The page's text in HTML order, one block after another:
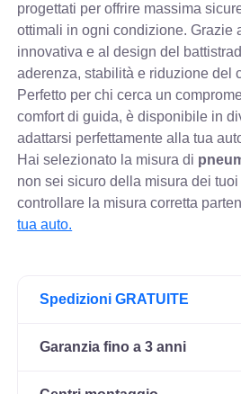
progettati per offrire massima
ottimali in ogni condizione. Grazie
innovativa e al design del
aderenza, stabilità e riduzione del
Perfetto per chi cerca un
comfort di guida, è disponibile in
adattarsi perfettamente alla tua
Hai selezionato la misura di
non sei sicuro della misura dei
controllare la misura corretta
tua auto.
Spedizioni GRATUITE
Garanzia fino a 3 anni